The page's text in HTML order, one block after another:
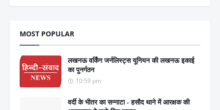
MOST POPULAR
लखनऊ वर्किंग जर्नलिस्ट्स यूनियन की लखनऊ इकाई
का पुनर्गठन
10:59 pm
वर्दी के भीतर का सन्नाटा - हसौद थाने में आरक्षक की